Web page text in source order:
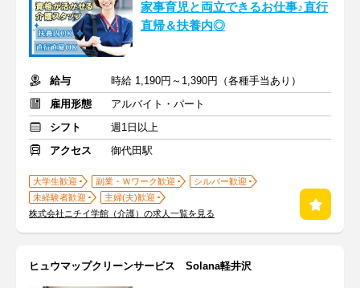
家事育児と両立できるお仕事♪直行
直帰＆扶養内◎
給与
時給 1,190円～1,390円（各種手当あり）
雇用形態
アルバイト・パート
シフト
週1日以上
アクセス
御代田駅
大学生歓迎 副業・Ｗワーク歓迎
シルバー歓迎
未経験者歓迎
主婦(夫)歓迎
株式会社ニチイ学館（介護）の求人一覧を見る
ヒュウマップクリーンサービス Solana軽井沢